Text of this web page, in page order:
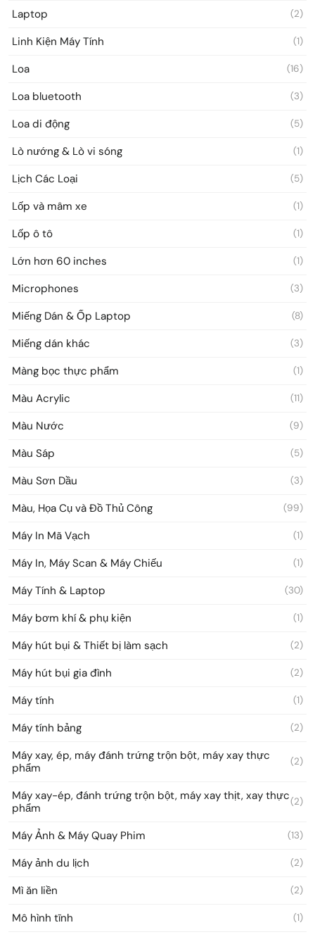
Laptop (2)
Linh Kiện Máy Tính (1)
Loa (16)
Loa bluetooth (3)
Loa di động (5)
Lò nướng & Lò vi sóng (1)
Lịch Các Loại (5)
Lốp và mâm xe (1)
Lốp ô tô (1)
Lớn hơn 60 inches (1)
Microphones (3)
Miếng Dán & Ốp Laptop (8)
Miếng dán khác (3)
Màng bọc thực phẩm (1)
Màu Acrylic (11)
Màu Nước (9)
Màu Sáp (5)
Màu Sơn Dầu (3)
Màu, Họa Cụ và Đồ Thủ Công (99)
Máy In Mã Vạch (1)
Máy In, Máy Scan & Máy Chiếu (1)
Máy Tính & Laptop (30)
Máy bơm khí & phụ kiện (1)
Máy hút bụi & Thiết bị làm sạch (2)
Máy hút bụi gia đình (2)
Máy tính (1)
Máy tính bảng (2)
Máy xay, ép, máy đánh trứng trộn bột, máy xay thực
phẩm
(2)
Máy xay-ép, đánh trứng trộn bột, máy xay thịt, xay thực
phẩm
(2)
Máy Ảnh & Máy Quay Phim (13)
Máy ảnh du lịch (2)
Mì ăn liền (2)
Mô hình tĩnh (1)